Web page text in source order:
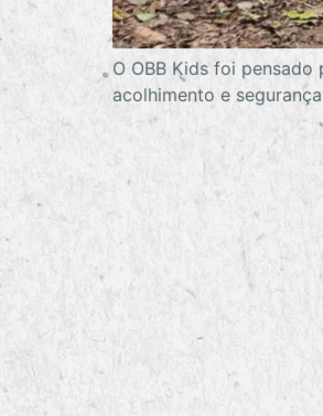
O OBB Kids foi
acolhimento e